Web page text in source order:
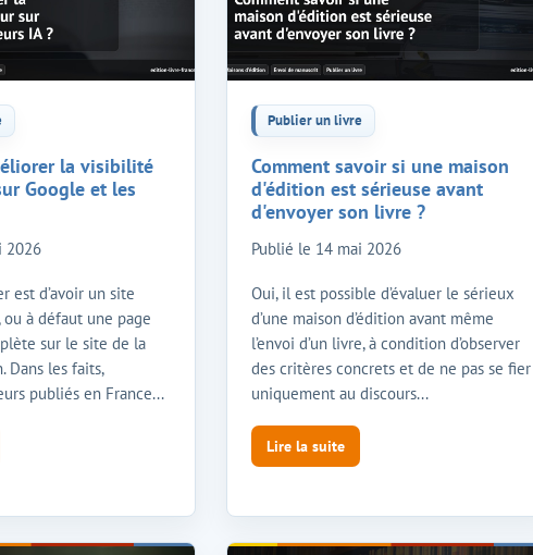
la visibilité
Google et les
2026
est d’avoir un site
ou à défaut une page
sur le site de la
Dans les faits,
publiés en France...
Publier un livre
Comment savoir si une maison
d'édition est sérieuse avant
d'envoyer son livre ?
Publié le 14 mai 2026
Oui, il est possible d’évaluer le sérieux
d’une maison d’édition avant même
l’envoi d’un livre, à condition d’observer
des critères concrets et de ne pas se fier
uniquement au discours...
Lire la suite